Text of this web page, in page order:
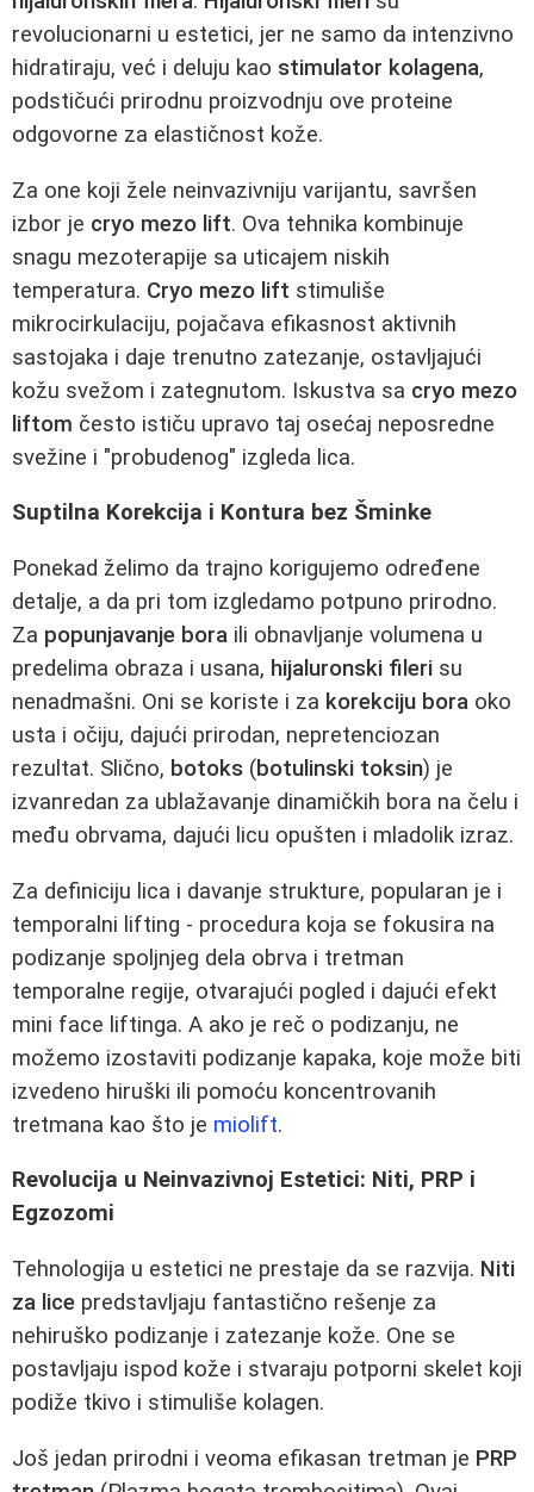
revolucionarni u estetici, jer ne samo da intenzivno
hidratiraju, već i deluju kao stimulator kolagena,
podstičući prirodnu proizvodnju ove proteine
odgovorne za elastičnost kože.
Za one koji žele neinvazivniju varijantu, savršen
izbor je cryo mezo lift. Ova tehnika kombinuje
snagu mezoterapije sa uticajem niskih
temperatura. Cryo mezo lift stimuliše
mikrocirkulaciju, pojačava efikasnost aktivnih
sastojaka i daje trenutno zatezanje, ostavljajući
kožu svežom i zategnutom. Iskustva sa cryo mezo
liftom često ističu upravo taj osećaj neposredne
svežine i "probudenog" izgleda lica.
Suptilna Korekcija i Kontura bez Šminke
Ponekad želimo da trajno korigujemo određene
detalje, a da pri tom izgledamo potpuno prirodno.
Za popunjavanje bora ili obnavljanje volumena u
predelima obraza i usana, hijaluronski fileri su
nenadmašni. Oni se koriste i za korekciju bora oko
usta i očiju, dajući prirodan, nepretenciozan
rezultat. Slično, botoks (botulinski toksin) je
izvanredan za ublažavanje dinamičkih bora na čelu i
među obrvama, dajući licu opušten i mladolik izraz.
Za definiciju lica i davanje strukture, popularan je i
temporalni lifting - procedura koja se fokusira na
podizanje spoljnjeg dela obrva i tretman
temporalne regije, otvarajući pogled i dajući efekt
mini face liftinga. A ako je reč o podizanju, ne
možemo izostaviti podizanje kapaka, koje može biti
izvedeno hiruški ili pomoću koncentrovanih
tretmana kao što je miolift.
Revolucija u Neinvazivnoj Estetici: Niti, PRP i
Egzozomi
Tehnologija u estetici ne prestaje da se razvija. Niti
za lice predstavljaju fantastično rešenje za
nehiruško podizanje i zatezanje kože. One se
postavljaju ispod kože i stvaraju potporni skelet koji
podiže tkivo i stimuliše kolagen.
Još jedan prirodni i veoma efikasan tretman je PRP